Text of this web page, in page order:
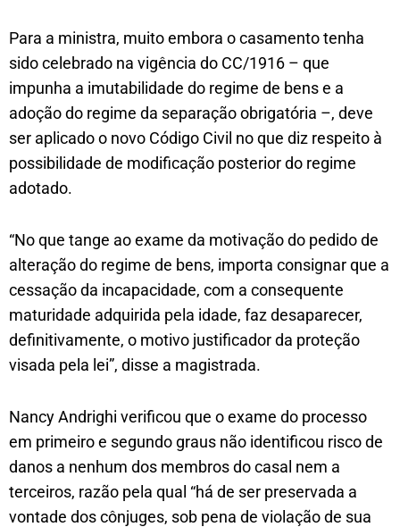
Para a ministra, muito embora o casamento tenha
sido celebrado na vigência do CC/1916 – que
impunha a imutabilidade do regime de bens e a
adoção do regime da separação obrigatória –, deve
ser aplicado o novo Código Civil no que diz respeito à
possibilidade de modificação posterior do regime
adotado.
“No que tange ao exame da motivação do pedido de
alteração do regime de bens, importa consignar que a
cessação da incapacidade, com a consequente
maturidade adquirida pela idade, faz desaparecer,
definitivamente, o motivo justificador da proteção
visada pela lei”, disse a magistrada.
Nancy Andrighi verificou que o exame do processo
em primeiro e segundo graus não identificou risco de
danos a nenhum dos membros do casal nem a
terceiros, razão pela qual “há de ser preservada a
vontade dos cônjuges, sob pena de violação de sua